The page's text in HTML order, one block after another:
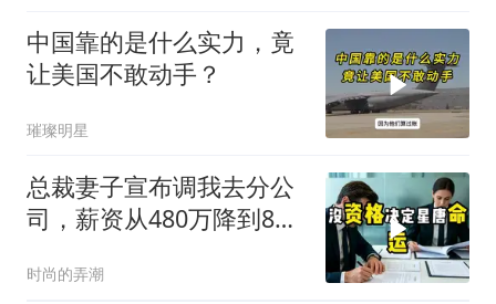
中国靠的是什么实力，竟
让美国不敢动手？
璀璨明星
总裁妻子宣布调我去分公
司，薪资从480万降到8
时尚的弄潮